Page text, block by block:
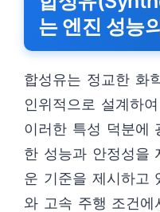
는 엔진 성능
합성유는 정교한 화
인위적으로 설계하
이러한 특성 덕분에
한 성능과 안정성을
운 기준을 제시하고
와 고속 주행 조건에